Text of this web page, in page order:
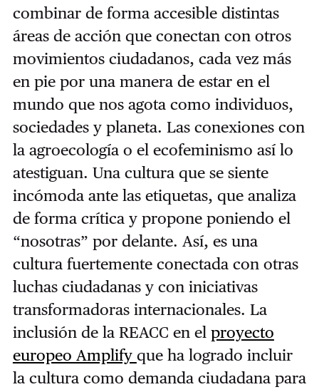
combinar de forma accesible distintas
áreas de acción que conectan con otros
movimientos ciudadanos, cada vez más
en pie por una manera de estar en el
mundo que nos agota como individuos,
sociedades y planeta. Las conexiones con
la agroecología o el ecofeminismo así lo
atestiguan. Una cultura que se siente
incómoda ante las etiquetas, que analiza
de forma crítica y propone poniendo el
“nosotras” por delante. Así, es una
cultura fuertemente conectada con otras
luchas ciudadanas y con iniciativas
transformadoras internacionales. La
inclusión de la REACC en el proyecto
europeo Amplify que ha logrado incluir
la cultura como demanda ciudadana para